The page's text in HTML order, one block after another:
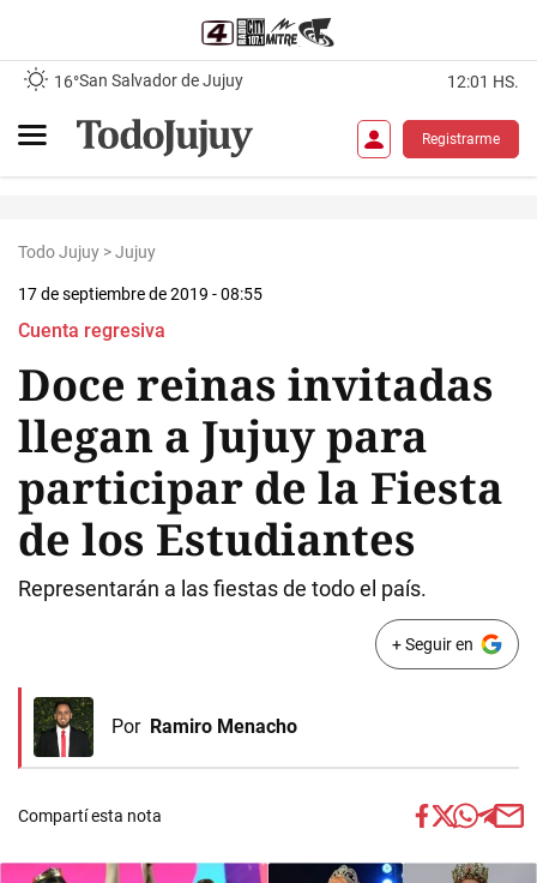
16°San Salvador de Jujuy 12:01 HS.
Registrarme
Todo Jujuy >Jujuy
17 de septiembre de 2019 - 08:55
Cuenta regresiva
Doce reinas invitadas
llegan a Jujuy para
participar de la Fiesta
de los Estudiantes
Representarán a las fiestas de todo el país.
+ Seguir en
Por Ramiro Menacho
Compartí esta nota